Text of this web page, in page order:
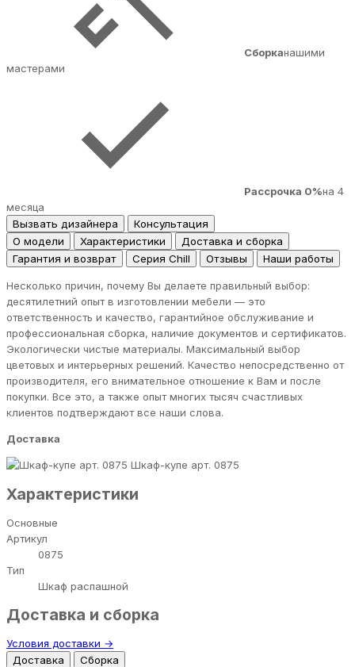
Сборканашими
мастерами
Рассрочка 0%на 4
месяца
Вызвать дизайнера
Консультация
О модели
Характеристики
Доставка и сборка
Гарантия и возврат
Серия Chill Отзывы Наши работы
Несколько причин, почему Вы делаете правильный выбор:
десятилетний опыт в изготовлении мебели — это
ответственность и качество, гарантийное обслуживание и
профессиональная сборка, наличие документов и сертификатов.
Экологически чистые материалы. Максимальный выбор
цветовых и интерьерных решений. Качество непосредственно от
производителя, его внимательное отношение к Вам и после
покупки. Все это, а также опыт многих тысяч счастливых
клиентов подтверждают все наши слова.
Доставка
Шкаф-купе арт. 0875
Характеристики
Основные
Артикул
0875
Тип
Шкаф распашной
Доставка и сборка
Условия доставки →
Доставка
Сборка